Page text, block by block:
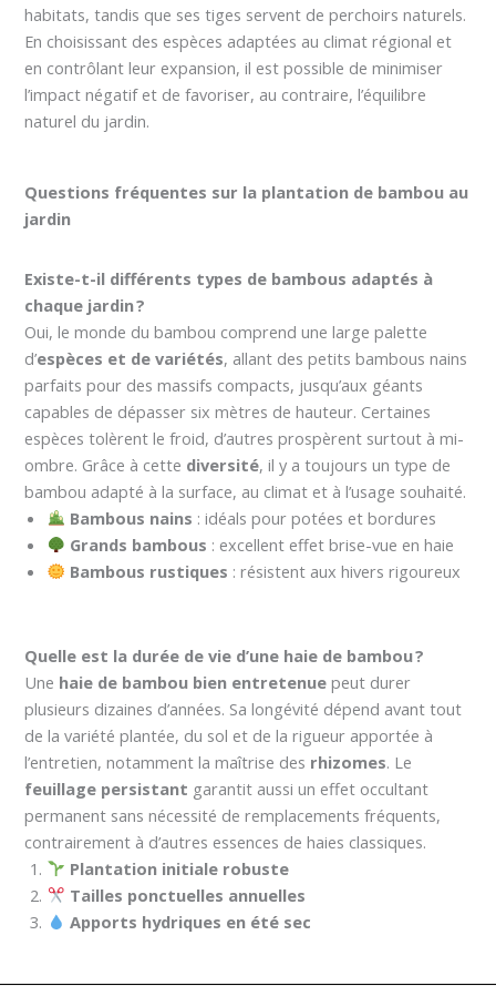
habitats, tandis que ses tiges servent de perchoirs naturels.
En choisissant des espèces adaptées au climat régional et
en contrôlant leur expansion, il est possible de minimiser
l’impact négatif et de favoriser, au contraire, l’équilibre
naturel du jardin.
Questions fréquentes sur la plantation de bambou au
jardin
Existe-t-il différents types de bambous adaptés à
chaque jardin ?
Oui, le monde du bambou comprend une large palette
d’espèces et de variétés, allant des petits bambous nains
parfaits pour des massifs compacts, jusqu’aux géants
capables de dépasser six mètres de hauteur. Certaines
espèces tolèrent le froid, d’autres prospèrent surtout à mi-
ombre. Grâce à cette diversité, il y a toujours un type de
bambou adapté à la surface, au climat et à l’usage souhaité.
Bambous nains : idéals pour potées et bordures
Grands bambous : excellent effet brise-vue en haie
Bambous rustiques : résistent aux hivers rigoureux
Quelle est la durée de vie d’une haie de bambou ?
Une haie de bambou bien entretenue peut durer
plusieurs dizaines d’années. Sa longévité dépend avant tout
de la variété plantée, du sol et de la rigueur apportée à
l’entretien, notamment la maîtrise des rhizomes. Le
feuillage persistant garantit aussi un effet occultant
permanent sans nécessité de remplacements fréquents,
contrairement à d’autres essences de haies classiques.
Plantation initiale robuste
Tailles ponctuelles annuelles
Apports hydriques en été sec